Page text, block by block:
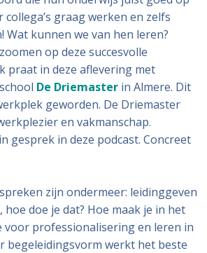
collega’s graag werken en zelfs
Wat kunnen we van hen leren?
op deze succesvolle
praat in deze aflevering met
De Driemaster in Almere. Dit
geworden. De Driemaster
en vakmanschap.
gesprek in deze podcast. Concreet
zijn ondermeer: leidinggeven
doe je dat? Hoe maak je in het
voor professionalisering en leren in
begeleidingsvorm werkt het beste